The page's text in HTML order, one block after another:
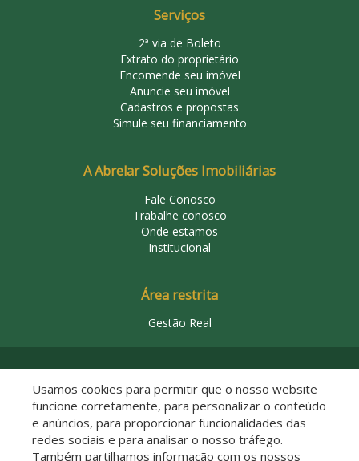
Serviços
2ª via de Boleto
Extrato do proprietário
Encomende seu imóvel
Anuncie seu imóvel
Cadastros e propostas
Simule seu financiamento
A Abrelar Soluções Imobiliárias
Fale Conosco
Trabalhe conosco
Onde estamos
Institucional
Área restrita
Gestão Real
Usamos cookies para permitir que o nosso website
funcione corretamente, para personalizar o conteúdo
e anúncios, para proporcionar funcionalidades das
redes sociais e para analisar o nosso tráfego.
Também partilhamos informação com os nossos